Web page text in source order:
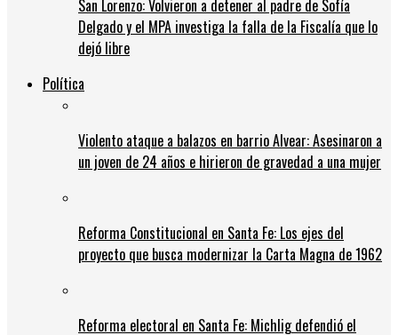
San Lorenzo: Volvieron a detener al padre de Sofía
Delgado y el MPA investiga la falla de la Fiscalía que lo
dejó libre
Política
Violento ataque a balazos en barrio Alvear: Asesinaron a
un joven de 24 años e hirieron de gravedad a una mujer
Reforma Constitucional en Santa Fe: Los ejes del
proyecto que busca modernizar la Carta Magna de 1962
Reforma electoral en Santa Fe: Michlig defendió el